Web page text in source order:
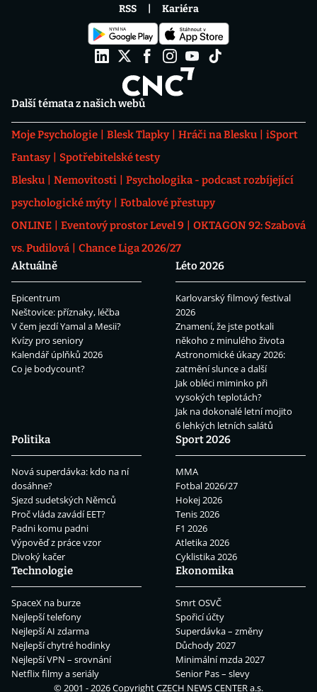
Další témata z našich webů
Moje Psychologie Blesk Tlapky Hráči na Blesku
iSport
Fantasy
Spotřebitelské testy
Blesku
Nemovitosti
Psychologika - podcast rozbíjející
psychologické mýty
Fotbalové přestupy
ONLINE
Eventový prostor Level 9
OKTAGON 92: Szabová
vs. Pudilová
Chance Liga 2026/27
Aktuálně
Epicentrum
Neštovice: příznaky, léčba
V čem jezdí Yamal a Mesii?
Kvízy pro seniory
Kalendář úplňků 2026
Co je bodycount?
Léto 2026
Karlovarský filmový festival
2026
Znamení, že jste potkali
někoho z minulého života
Astronomické úkazy 2026:
zatmění slunce a další
Jak obléci miminko při
vysokých teplotách?
Jak na dokonalé letní mojito
6 lehkých letních salátů
Politika
Nová superdávka: kdo na ní
dosáhne?
Sjezd sudetských Němců
Proč vláda zavádí EET?
Padni komu padni
Výpověď z práce vzor
Divoký kačer
Sport 2026
MMA
Fotbal 2026/27
Hokej 2026
Tenis 2026
F1 2026
Atletika 2026
Cyklistika 2026
Technologie
SpaceX na burze
Nejlepší telefony
Nejlepší AI zdarma
Nejlepší chytré hodinky
Nejlepší VPN – srovnání
Netflix filmy a seriály
Ekonomika
Smrt OSVČ
Spořicí účty
Superdávka – změny
Důchody 2027
Minimální mzda 2027
Senior Pas – slevy
RSS Kariéra
© 2001 - 2026 CopyrightCZECH NEWS CENTER a.s.